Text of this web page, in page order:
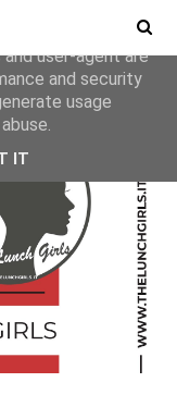
deliver its services
user-agent are
and security
usage
IT